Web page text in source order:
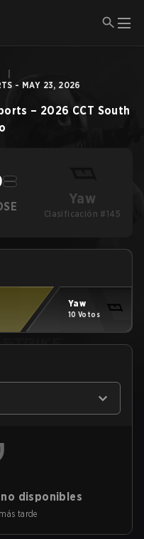
- MAY 23, 2026
– 2026 CCT South
Yaw
Clasificación #145
Yaw
10 Votos
disponibles
tarde